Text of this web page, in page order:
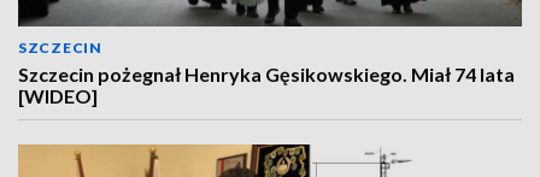
SZCZECIN
Szczecin pożegnał Henryka Gęsikowskiego. Miał 74 lata
[WIDEO]